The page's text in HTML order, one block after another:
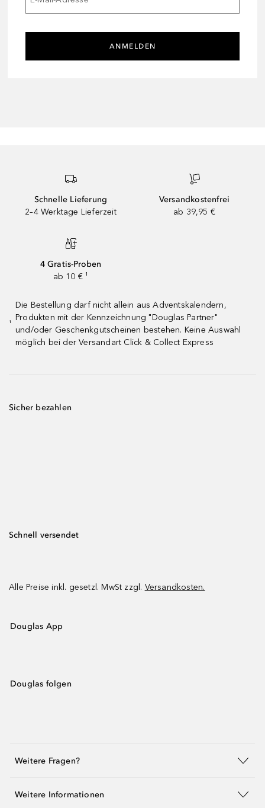
ANMELDEN
Schnelle Lieferung
2–4 Werktage Lieferzeit
Versandkostenfrei
ab 39,95 €
4 Gratis-Proben
ab 10 € ¹
¹
Die Bestellung darf nicht allein aus Adventskalendern,
Produkten mit der Kennzeichnung "Douglas Partner"
und/oder Geschenkgutscheinen bestehen. Keine Auswahl
möglich bei der Versandart Click & Collect Express
Sicher bezahlen
Schnell versendet
Alle Preise inkl. gesetzl. MwSt zzgl. Versandkosten.
Douglas App
Douglas folgen
Weitere Fragen?
Weitere Informationen